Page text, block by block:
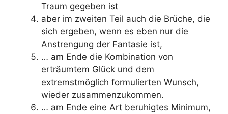
Traum gegeben ist
aber im zweiten Teil auch die Brüche, die
sich ergeben, wenn es eben nur die
Anstrengung der Fantasie ist,
… am Ende die Kombination von
erträumtem Glück und dem
extremstmöglich formulierten Wunsch,
wieder zusammenzukommen.
… am Ende eine Art beruhigtes Minimum,